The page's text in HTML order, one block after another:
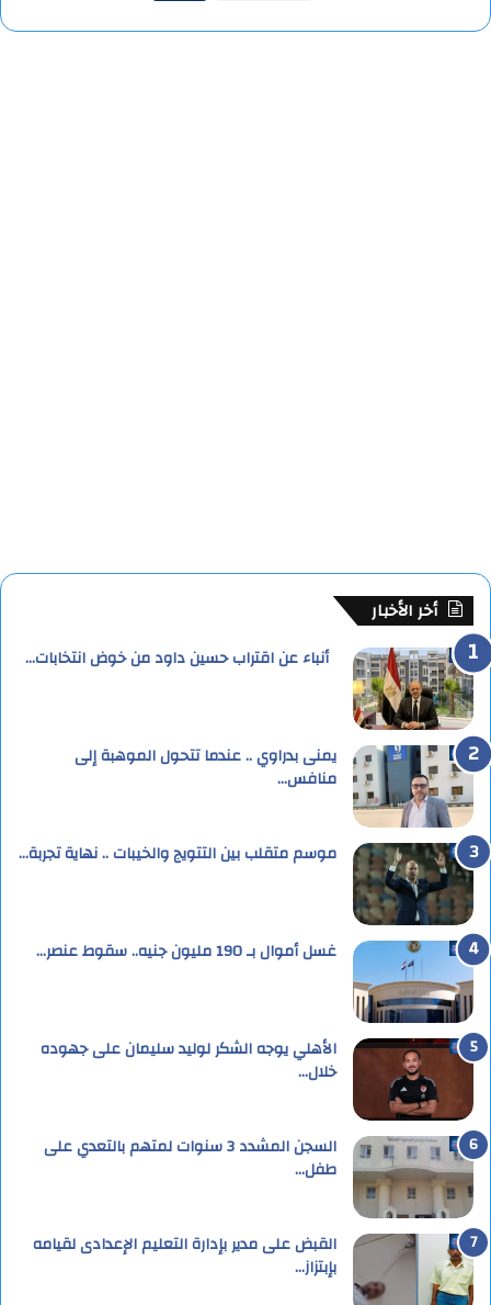
أخر الأخبار
أنباء عن اقتراب حسين داود من خوض انتخابات…
يمنى بدراوي .. عندما تتحول الموهبة إلى
منافس…
موسم متقلب بين التتويج والخيبات .. نهاية تجربة…
غسل أموال بـ 190 مليون جنيه.. سقوط عنصر…
الأهلي يوجه الشكر لوليد سليمان على جهوده
خلال…
السجن المشدد 3 سنوات لمتهم بالتعدي على
طفل…
القبض على مدير بإدارة التعليم الإعدادى لقيامه
بإبتزاز…